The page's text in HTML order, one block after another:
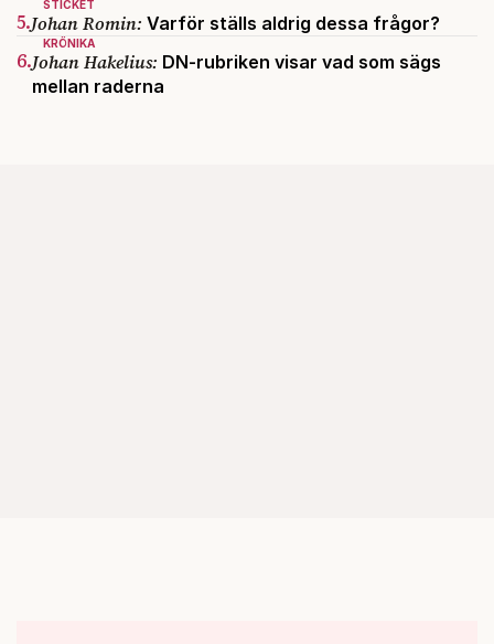
STICKET
5.Johan Romin: Varför ställs aldrig dessa frågor?
KRÖNIKA
6.Johan Hakelius: DN-rubriken visar vad som sägs
mellan raderna